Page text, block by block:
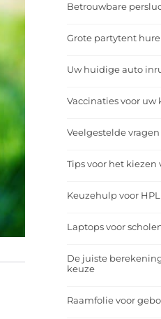
Betrouwbare
Grote partytent
Uw huidige auto
Vaccinaties voor
Veelgestelde
Tips voor het
Keuzehulp voor
Laptops voor
De juiste
keuze
Raamfolie voor